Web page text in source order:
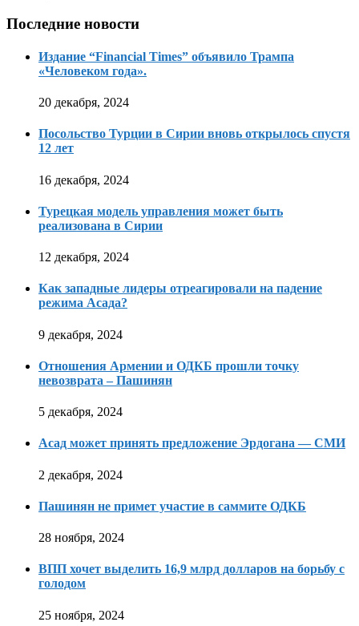
Последние новости
Издание “Financial Times” объявило Трампа
«Человеком года».
20 декабря, 2024
Посольство Турции в Сирии вновь открылось спустя
12 лет
16 декабря, 2024
Турецкая модель управления может быть
реализована в Сирии
12 декабря, 2024
Как западные лидеры отреагировали на падение
режима Асада?
9 декабря, 2024
Отношения Армении и ОДКБ прошли точку
невозврата – Пашинян
5 декабря, 2024
Асад может принять предложение Эрдогана — СМИ
2 декабря, 2024
Пашинян не примет участие в саммите ОДКБ
28 ноября, 2024
ВПП хочет выделить 16,9 млрд долларов на борьбу с
голодом
25 ноября, 2024